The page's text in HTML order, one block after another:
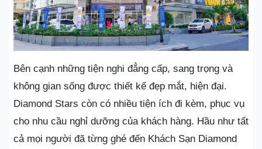
Bên cạnh những tiện nghi đẳng cấp, sang trọng và
không gian sống được thiết kế đẹp mắt, hiện đại.
Diamond Stars còn có nhiều tiện ích đi kèm, phục vụ
cho nhu cầu nghỉ dưỡng của khách hàng. Hầu như tất
cả mọi người đã từng ghé đến Khách Sạn Diamond